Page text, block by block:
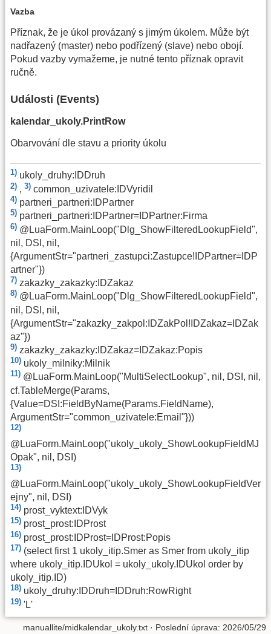
Vazba
Příznak, že je úkol provázaný s jimým úkolem. Může být
nadřazený (master) nebo podřízený (slave) nebo obojí.
Pokud vazby vymažeme, je nutné tento příznak opravit
ručně.
Události (Events)
kalendar_ukoly.PrintRow
Obarvování dle stavu a priority úkolu
1) ukoly_druhy:IDDruh
2) , 3) common_uzivatele:IDVyridil
4) partneri_partneri:IDPartner
5) partneri_partneri:IDPartner=IDPartner:Firma
6) @LuaForm.MainLoop("Dlg_ShowFilteredLookupField",
nil, DSI, nil,
{ArgumentStr="partneri_zastupci:Zastupce!IDPartner=IDP
artner"})
7) zakazky_zakazky:IDZakaz
8) @LuaForm.MainLoop("Dlg_ShowFilteredLookupField",
nil, DSI, nil,
{ArgumentStr="zakazky_zakpol:IDZakPol!IDZakaz=IDZak
az"})
9) zakazky_zakazky:IDZakaz=IDZakaz:Popis
10) ukoly_milniky:Milnik
11) @LuaForm.MainLoop("MultiSelectLookup", nil, DSI, nil,
cf.TableMerge(Params,
{Value=DSI:FieldByName(Params.FieldName),
ArgumentStr="common_uzivatele:Email"}))
12)
@LuaForm.MainLoop("ukoly_ukoly_ShowLookupFieldMJ
Opak", nil, DSI)
13)
@LuaForm.MainLoop("ukoly_ukoly_ShowLookupFieldVer
ejny", nil, DSI)
14) prost_vyktext:IDVyk
15) prost_prost:IDProst
16) prost_prost:IDProst=IDProst:Popis
17) (select first 1 ukoly_itip.Smer as Smer from ukoly_itip
where ukoly_itip.IDUkol = ukoly_ukoly.IDUkol order by
ukoly_itip.ID)
18) ukoly_druhy:IDDruh=IDDruh:RowRight
19) 'L'
manuallite/midkalendar_ukoly.txt · Poslední úprava: 2026/05/29